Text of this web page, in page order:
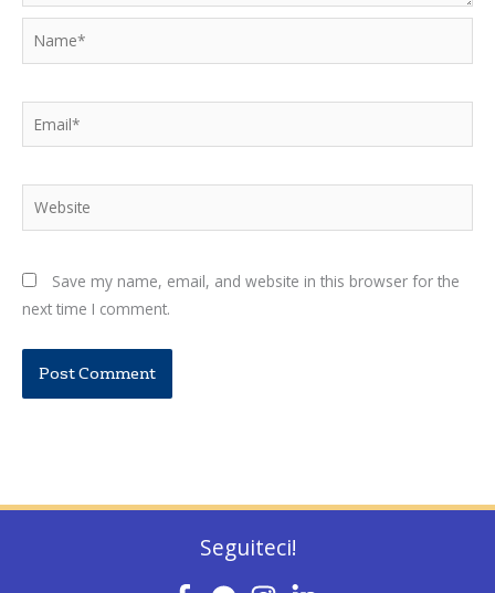
Name*
Website
Save my name, email, and website in this browser for the
next time I comment.
Seguiteci!